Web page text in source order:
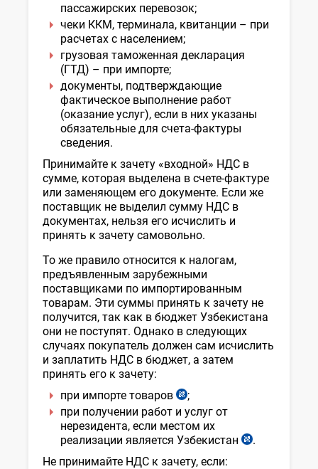
пассажирских перевозок;
чеки ККМ, терминала, квитанции – при
расчетах с населением;
грузовая таможенная декларация
(ГТД) – при импорте;
документы, подтверждающие
фактическое выполнение работ
(оказание услуг), если в них указаны
обязательные для счета-фактуры
сведения.
Принимайте к зачету «входной» НДС в
сумме, которая выделена в счете-фактуре
или заменяющем его документе. Если же
поставщик не выделил сумму НДС в
документах, нельзя его исчислить и
принять к зачету самовольно.
То же правило относится к налогам,
предъявленным зарубежными
поставщиками по импортированным
товарам. Эти суммы принять к зачету не
получится, так как в бюджет Узбекистана
они не поступят. Однако в следующих
случаях покупатель должен сам исчислить
и заплатить НДС в бюджет, а затем
принять его к зачету:
при импорте товаров
218
НК
;
при получении работ и услуг от
нерезидента, если местом их
реализации является Узбекистан
.
Не принимайте НДС к зачету, если: